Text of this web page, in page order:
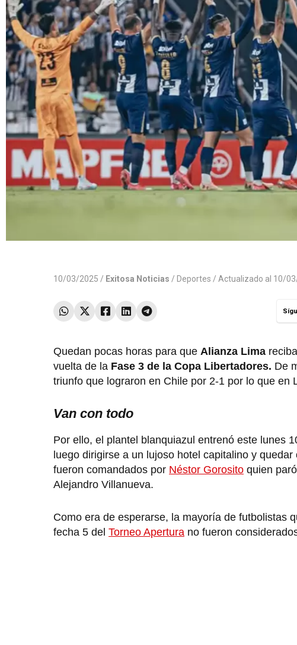
10/03/2025 / Exitosa Noticias / Deportes / Actualizado al 10/
Quedan pocas horas para que Alianza Lima
vuelta de la Fase 3 de la Copa Libertadores. De
triunfo que lograron en Chile por 2-1 por lo que en
Van con todo
Por ello, el plantel blanquiazul entrenó este lunes
luego dirigirse a un lujoso hotel capitalino y
fueron comandados por Néstor Gorosito quien
Alejandro Villanueva.
Como era de esperarse, la mayoría de futbolistas
fecha 5 del Torneo Apertura no fueron